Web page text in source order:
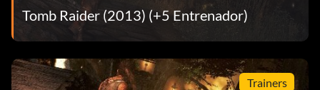
Tomb Raider (2013) (+5 Entrenador)
Trainers